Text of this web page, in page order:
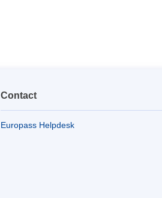
Contact
Europass Helpdesk